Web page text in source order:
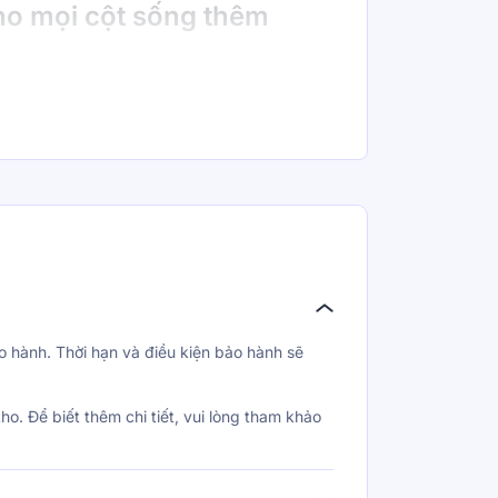
mọi cột sống thêm
Marble Foam dày gần 12cm có độ
điểm tì nén trên toàn bộ cơ thể.
Thời hạn và điều kiện bảo hành sẽ
Để biết thêm chi tiết, vui lòng tham khảo